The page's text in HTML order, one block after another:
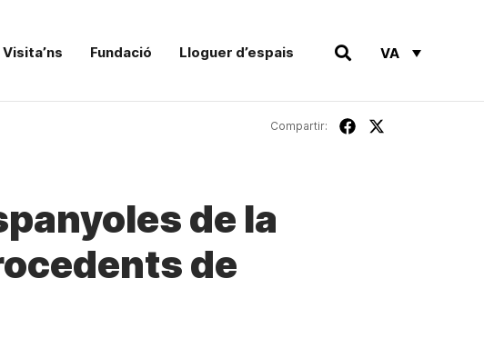
Visita’ns Fundació Lloguer d’espais VA
Compartir:
de la
de